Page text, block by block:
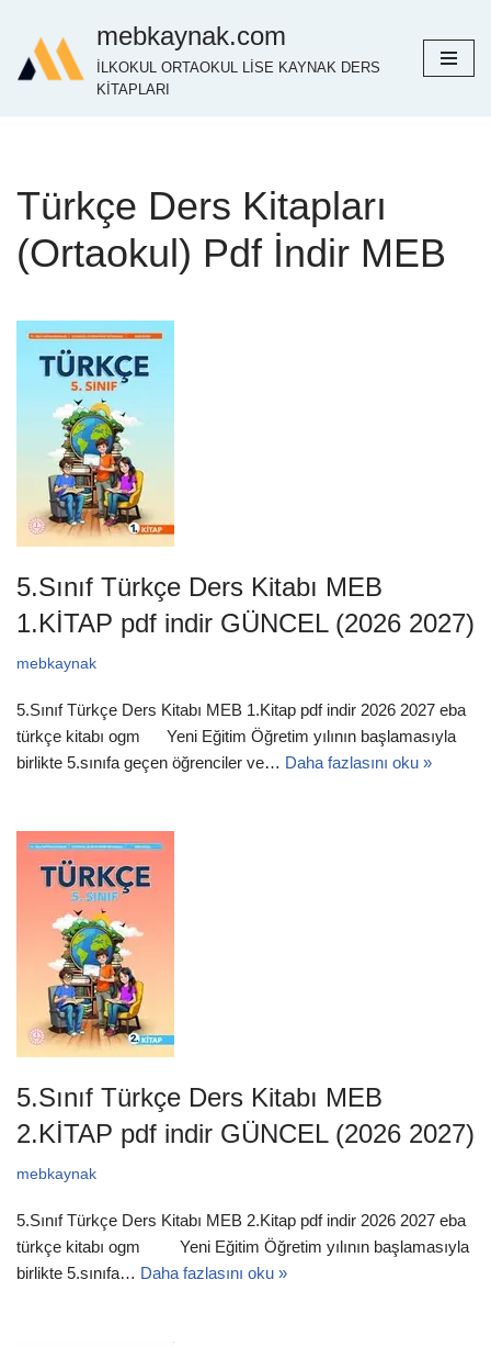
İçeriğe
geç
mebkaynak.com
İLKOKUL ORTAOKUL LİSE KAYNAK DERS
KİTAPLARI
Türkçe Ders Kitapları
(Ortaokul) Pdf İndir MEB
5.Sınıf Türkçe Ders Kitabı MEB
1.KİTAP pdf indir GÜNCEL (2026 2027)
mebkaynak
5.Sınıf Türkçe Ders Kitabı MEB 1.Kitap pdf indir 2026 2027 eba
türkçe kitabı ogm Yeni Eğitim Öğretim yılının başlamasıyla
birlikte 5.sınıfa geçen öğrenciler ve… Daha fazlasını oku »
5.Sınıf Türkçe Ders Kitabı MEB
2.KİTAP pdf indir GÜNCEL (2026 2027)
mebkaynak
5.Sınıf Türkçe Ders Kitabı MEB 2.Kitap pdf indir 2026 2027 eba
türkçe kitabı ogm Yeni Eğitim Öğretim yılının başlamasıyla
birlikte 5.sınıfa… Daha fazlasını oku »